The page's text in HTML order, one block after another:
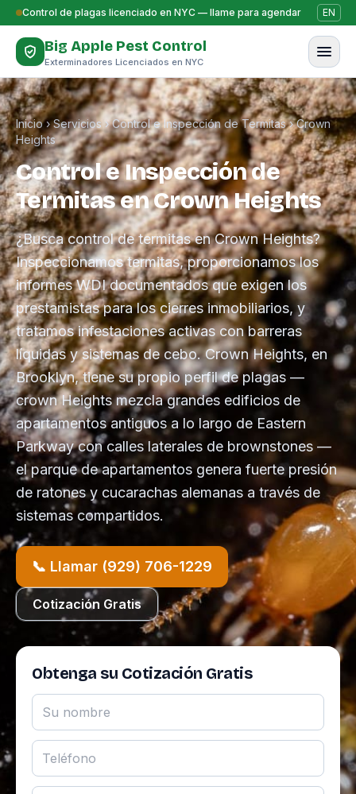
Saltar al contenido
Control de plagas licenciado en NYC — llame para agendar EN
Big Apple Pest Control
Exterminadores Licenciados en NYC
Inicio›Servicios ›Control e Inspección de Termitas›Crown
Heights
Control e Inspección de
Termitas en Crown Heights
¿Busca control de termitas en Crown Heights?
Inspeccionamos termitas, proporcionamos los
informes WDI documentados que exigen los
prestamistas para los cierres inmobiliarios, y
tratamos infestaciones activas con barreras
líquidas y sistemas de cebo. Crown Heights, en
Brooklyn, tiene su propio perfil de plagas —
crown Heights mezcla grandes edificios de
apartamentos antiguos a lo largo de Eastern
Parkway con calles laterales de brownstones —
el parque de apartamentos genera fuerte presión
de ratones y cucarachas alemanas a través de
sistemas compartidos.
📞 Llamar (929) 706-1229
Cotización Gratis
Obtenga su Cotización Gratis